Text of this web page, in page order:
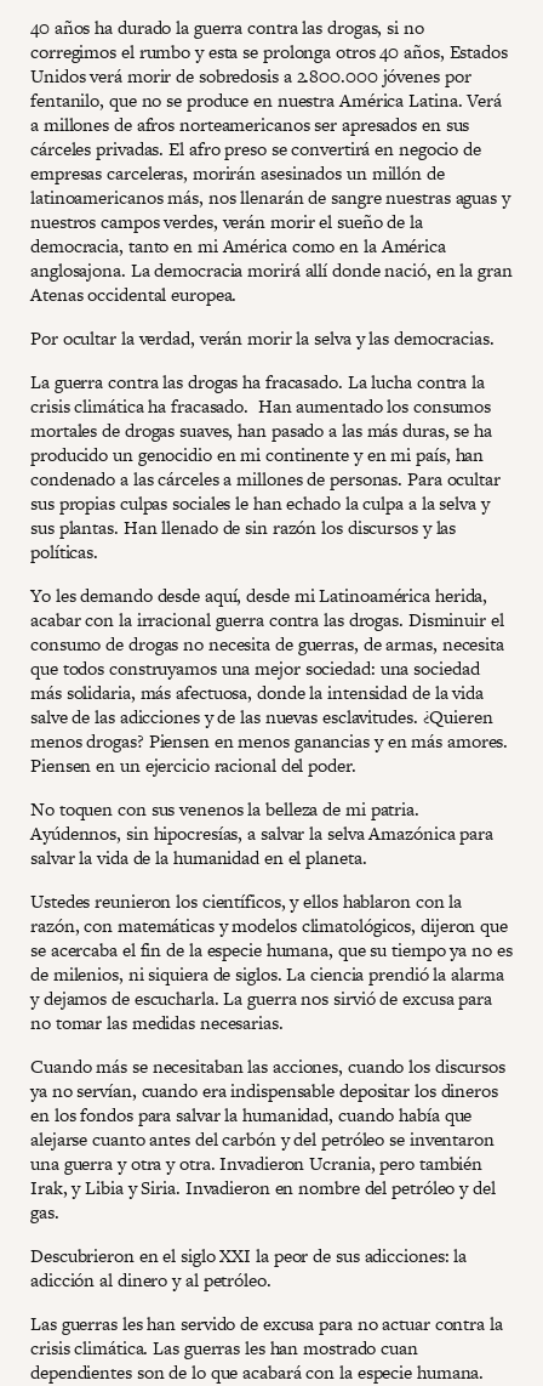
40 años ha durado la guerra contra las drogas, si no
corregimos el rumbo y esta se prolonga otros 40 años, Estados
Unidos verá morir de sobredosis a 2.800.000 jóvenes por
fentanilo, que no se produce en nuestra América Latina. Verá
a millones de afros norteamericanos ser apresados en sus
cárceles privadas. El afro preso se convertirá en negocio de
empresas carceleras, morirán asesinados un millón de
latinoamericanos más, nos llenarán de sangre nuestras aguas y
nuestros campos verdes, verán morir el sueño de la
democracia, tanto en mi América como en la América
anglosajona. La democracia morirá allí donde nació, en la gran
Atenas occidental europea.
Por ocultar la verdad, verán morir la selva y las democracias.
La guerra contra las drogas ha fracasado. La lucha contra la
crisis climática ha fracasado. Han aumentado los consumos
mortales de drogas suaves, han pasado a las más duras, se ha
producido un genocidio en mi continente y en mi país, han
condenado a las cárceles a millones de personas. Para ocultar
sus propias culpas sociales le han echado la culpa a la selva y
sus plantas. Han llenado de sin razón los discursos y las
políticas.
Yo les demando desde aquí, desde mi Latinoamérica herida,
acabar con la irracional guerra contra las drogas. Disminuir el
consumo de drogas no necesita de guerras, de armas, necesita
que todos construyamos una mejor sociedad: una sociedad
más solidaria, más afectuosa, donde la intensidad de la vida
salve de las adicciones y de las nuevas esclavitudes. ¿Quieren
menos drogas? Piensen en menos ganancias y en más amores.
Piensen en un ejercicio racional del poder.
No toquen con sus venenos la belleza de mi patria.
Ayúdennos, sin hipocresías, a salvar la selva Amazónica para
salvar la vida de la humanidad en el planeta.
Ustedes reunieron los científicos, y ellos hablaron con la
razón, con matemáticas y modelos climatológicos, dijeron que
se acercaba el fin de la especie humana, que su tiempo ya no es
de milenios, ni siquiera de siglos. La ciencia prendió la alarma
y dejamos de escucharla. La guerra nos sirvió de excusa para
no tomar las medidas necesarias.
Cuando más se necesitaban las acciones, cuando los discursos
ya no servían, cuando era indispensable depositar los dineros
en los fondos para salvar la humanidad, cuando había que
alejarse cuanto antes del carbón y del petróleo se inventaron
una guerra y otra y otra. Invadieron Ucrania, pero también
Irak, y Libia y Siria. Invadieron en nombre del petróleo y del
gas.
Descubrieron en el siglo XXI la peor de sus adicciones: la
adicción al dinero y al petróleo.
Las guerras les han servido de excusa para no actuar contra la
crisis climática. Las guerras les han mostrado cuan
dependientes son de lo que acabará con la especie humana.